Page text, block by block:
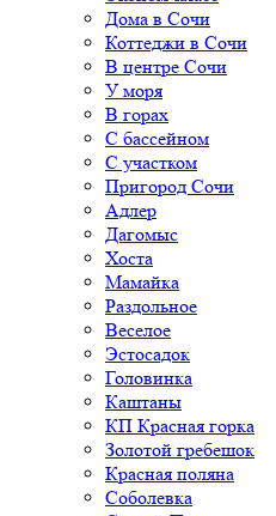
Дома в Сочи
Коттеджи в Сочи
В центре Сочи
У моря
В горах
С бассейном
С участком
Пригород Сочи
Адлер
Дагомыс
Хоста
Мамайка
Раздольное
Веселое
Эстосадок
Головинка
Каштаны
КП Красная горка
Золотой гребешок
Красная поляна
Соболевка